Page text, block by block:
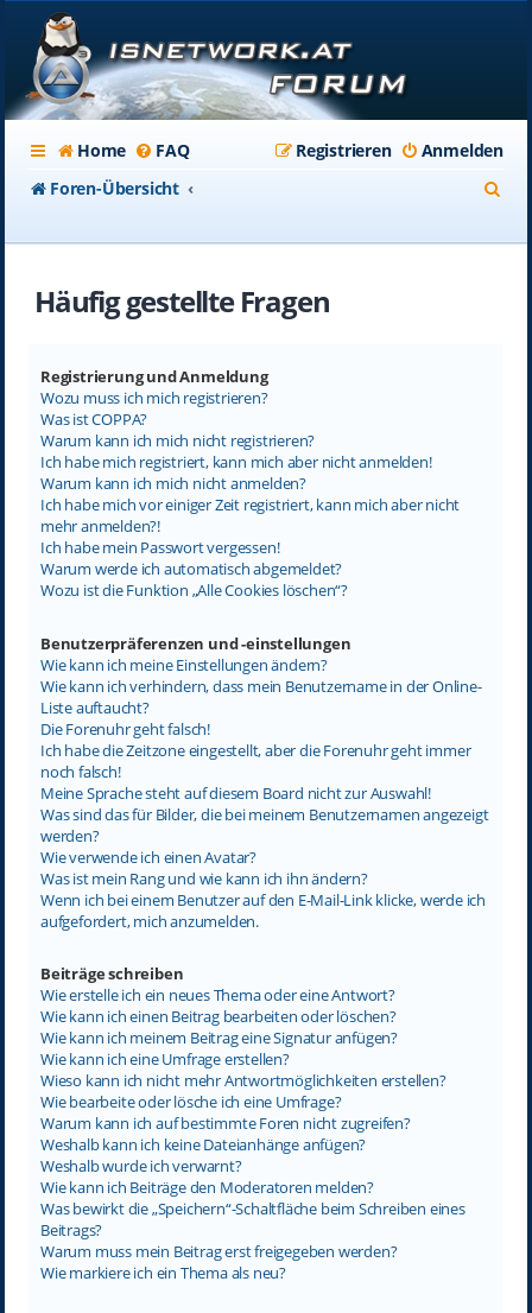
Home FAQ Anmelden
Registrieren
Foren-Übersicht
Häufig gestellte Fragen
Registrierung und Anmeldung
Wozu muss ich mich registrieren?
Was ist COPPA?
Warum kann ich mich nicht registrieren?
Ich habe mich registriert, kann mich aber nicht anmelden!
Warum kann ich mich nicht anmelden?
Ich habe mich vor einiger Zeit registriert, kann mich aber nicht
mehr anmelden?!
Ich habe mein Passwort vergessen!
Warum werde ich automatisch abgemeldet?
Wozu ist die Funktion „Alle Cookies löschen“?
Benutzerpräferenzen und -einstellungen
Wie kann ich meine Einstellungen ändern?
Wie kann ich verhindern, dass mein Benutzername in der Online-
Liste auftaucht?
Die Forenuhr geht falsch!
Ich habe die Zeitzone eingestellt, aber die Forenuhr geht immer
noch falsch!
Meine Sprache steht auf diesem Board nicht zur Auswahl!
Was sind das für Bilder, die bei meinem Benutzernamen angezeigt
werden?
Wie verwende ich einen Avatar?
Was ist mein Rang und wie kann ich ihn ändern?
Wenn ich bei einem Benutzer auf den E-Mail-Link klicke, werde ich
aufgefordert, mich anzumelden.
Beiträge schreiben
Wie erstelle ich ein neues Thema oder eine Antwort?
Wie kann ich einen Beitrag bearbeiten oder löschen?
Wie kann ich meinem Beitrag eine Signatur anfügen?
Wie kann ich eine Umfrage erstellen?
Wieso kann ich nicht mehr Antwortmöglichkeiten erstellen?
Wie bearbeite oder lösche ich eine Umfrage?
Warum kann ich auf bestimmte Foren nicht zugreifen?
Weshalb kann ich keine Dateianhänge anfügen?
Weshalb wurde ich verwarnt?
Wie kann ich Beiträge den Moderatoren melden?
Was bewirkt die „Speichern“-Schaltfläche beim Schreiben eines
Beitrags?
Warum muss mein Beitrag erst freigegeben werden?
Wie markiere ich ein Thema als neu?